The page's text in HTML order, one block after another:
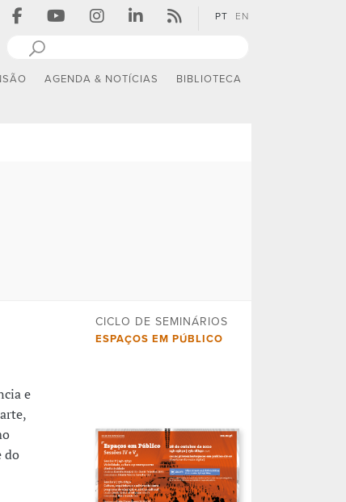
PT EN
AGENDA & NOTÍCIAS BIBLIOTECA
e
do
CICLO DE SEMINÁRIOS
ESPAÇOS EM PÚBLICO